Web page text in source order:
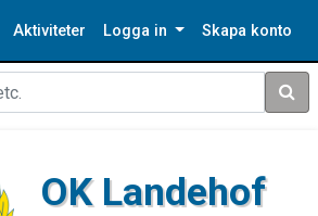
Aktiviteter Logga in Skapa konto
Sök
OK Landehof